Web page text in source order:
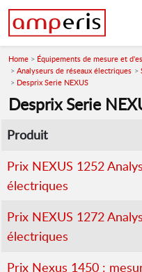
Home
Équipements de mesure et
Analyseurs de réseaux électriques
Desprix Serie NEXUS
Desprix Serie
Produit
Prix NEXUS 1252
électriques
Prix NEXUS 1272
électriques
Prix Nexus 1450 :